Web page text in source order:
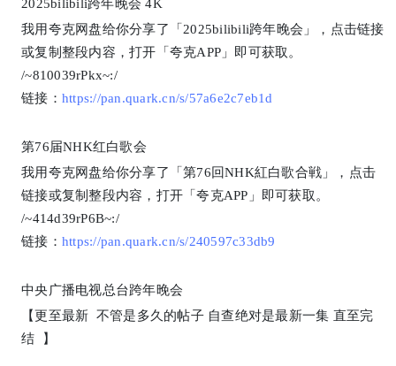
我用夸克网盘给你分享了「2025bilibili跨年晚会」，点击链接
或复制整段内容，打开「夸克APP」即可获取。
/~810039rPkx~:/
链接： https://pan.quark.cn/s/57a6e2c7eb1d
第76届NHK红白歌会
我用夸克网盘给你分享了「第76回NHK紅白歌合戦」，点击
链接或复制整段内容，打开「夸克APP」即可获取。
/~414d39rP6B~:/
链接： https://pan.quark.cn/s/240597c33db9
中央广播电视总台跨年晚会
【更至最新 不管是多久的帖子 自查绝对是最新一集 直至完
结 】